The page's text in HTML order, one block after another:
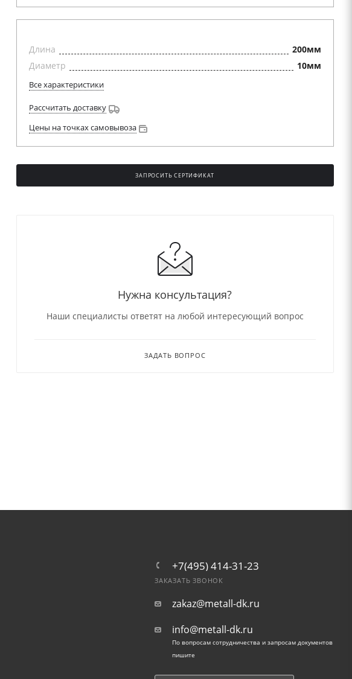
Длина
200мм
Диаметр
10мм
Все характеристики
Рассчитать доставку
Цены на точках самовывоза
ЗАПРОСИТЬ СЕРТИФИКАТ
Нужна консультация?
Наши специалисты ответят на любой интересующий вопрос
ЗАДАТЬ ВОПРОС
+7(495) 414-31-23
ЗАКАЗАТЬ ЗВОНОК
zakaz@metall-dk.ru
info@metall-dk.ru
По вопросам сотрудничества и запросам документов
пишите